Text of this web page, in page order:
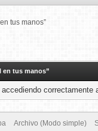
tus manos”
en tus manos”
Archivo (Modo simple)